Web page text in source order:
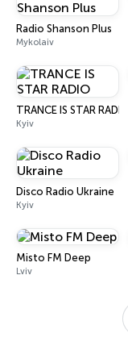
Radio Shanson Plus
Mykolaiv
TRANCE IS STAR RADIO
Kyiv
Disco Radio Ukraine
Kyiv
Misto FM Deep
Lviv